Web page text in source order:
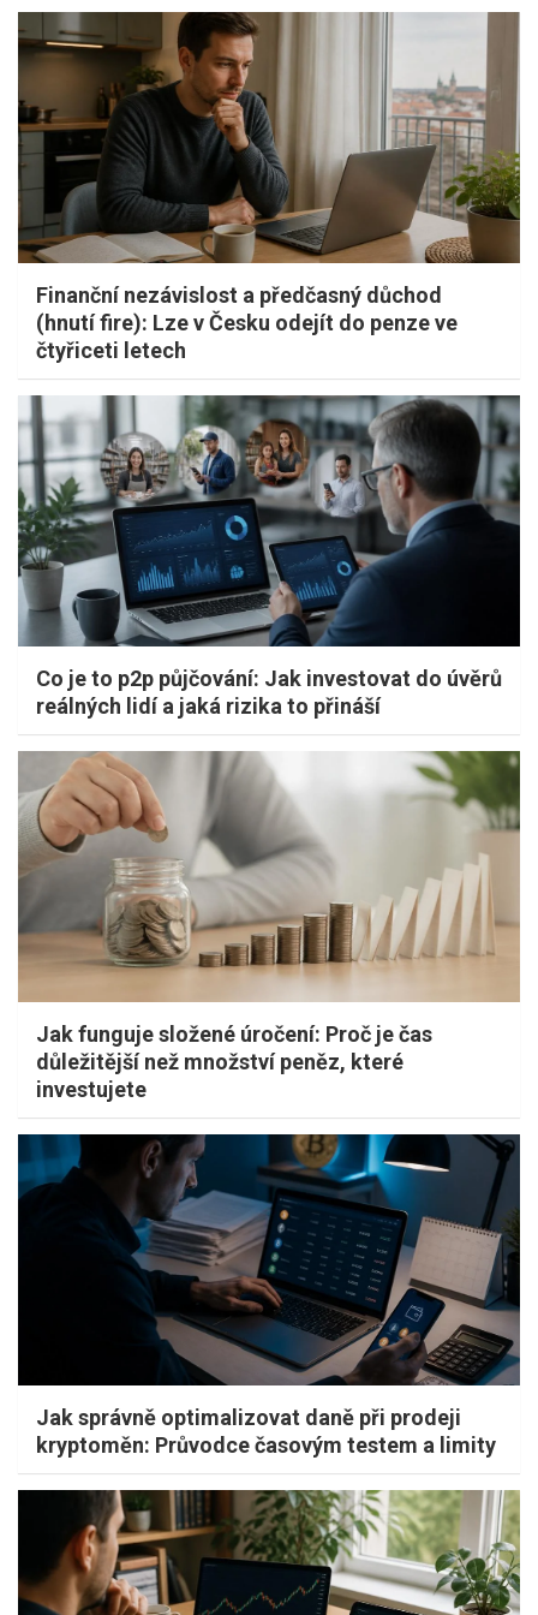
Finanční nezávislost a předčasný důchod
(hnutí fire): Lze v Česku odejít do penze ve
čtyřiceti letech
Co je to p2p půjčování: Jak investovat do úvěrů
reálných lidí a jaká rizika to přináší
Jak funguje složené úročení: Proč je čas
důležitější než množství peněz, které
investujete
Jak správně optimalizovat daně při prodeji
kryptoměn: Průvodce časovým testem a limity